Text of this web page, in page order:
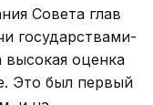
Совета глав
государствами-
высокая оценка
Это был первый